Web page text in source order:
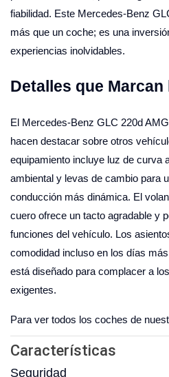
fiabilidad. Este Mercedes-Benz
más que un coche; es una
experiencias inolvidables.
Detalles que
El Mercedes-Benz GLC 220d
hacen destacar sobre otros
equipamiento incluye luz de curva
ambiental y levas de cambio para
conducción más dinámica. El
cuero ofrece un tacto agradable y
funciones del vehículo. Los
comodidad incluso en los días
está diseñado para complacer a
exigentes.
Para ver todos los coches de
Características
Seguridad